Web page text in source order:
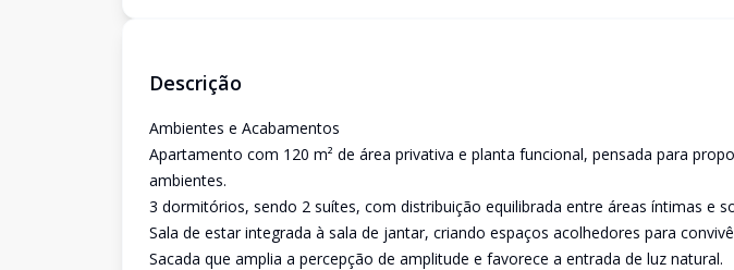
Descrição
Ambientes e Acabamentos
Apartamento com 120 m² de área privativa e planta funcional, pensada para
ambientes.
3 dormitórios, sendo 2 suítes, com distribuição equilibrada entre áreas íntimas e
Sala de estar integrada à sala de jantar, criando espaços acolhedores para
Sacada que amplia a percepção de amplitude e favorece a entrada de luz natural.